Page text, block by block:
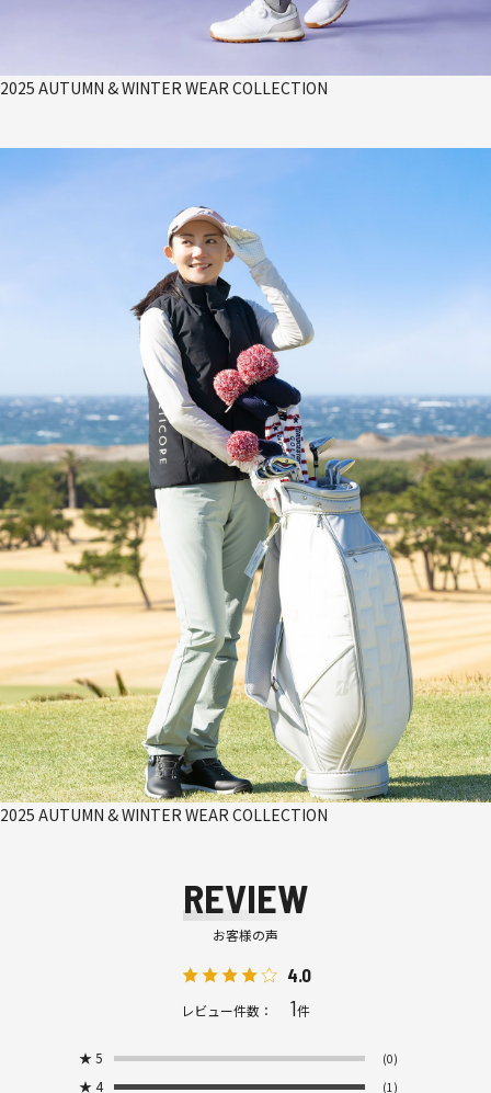
2025 AUTUMN & WINTER WEAR COLLECTION
2025 AUTUMN & WINTER WEAR COLLECTION
REVIEW
お客様の声
4.0
レビュー件数： 1件
★ 5 (0)
★ 4 (1)